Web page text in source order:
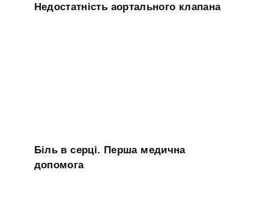
Недостатність аортального клапана
Біль в серці. Перша медична
допомога